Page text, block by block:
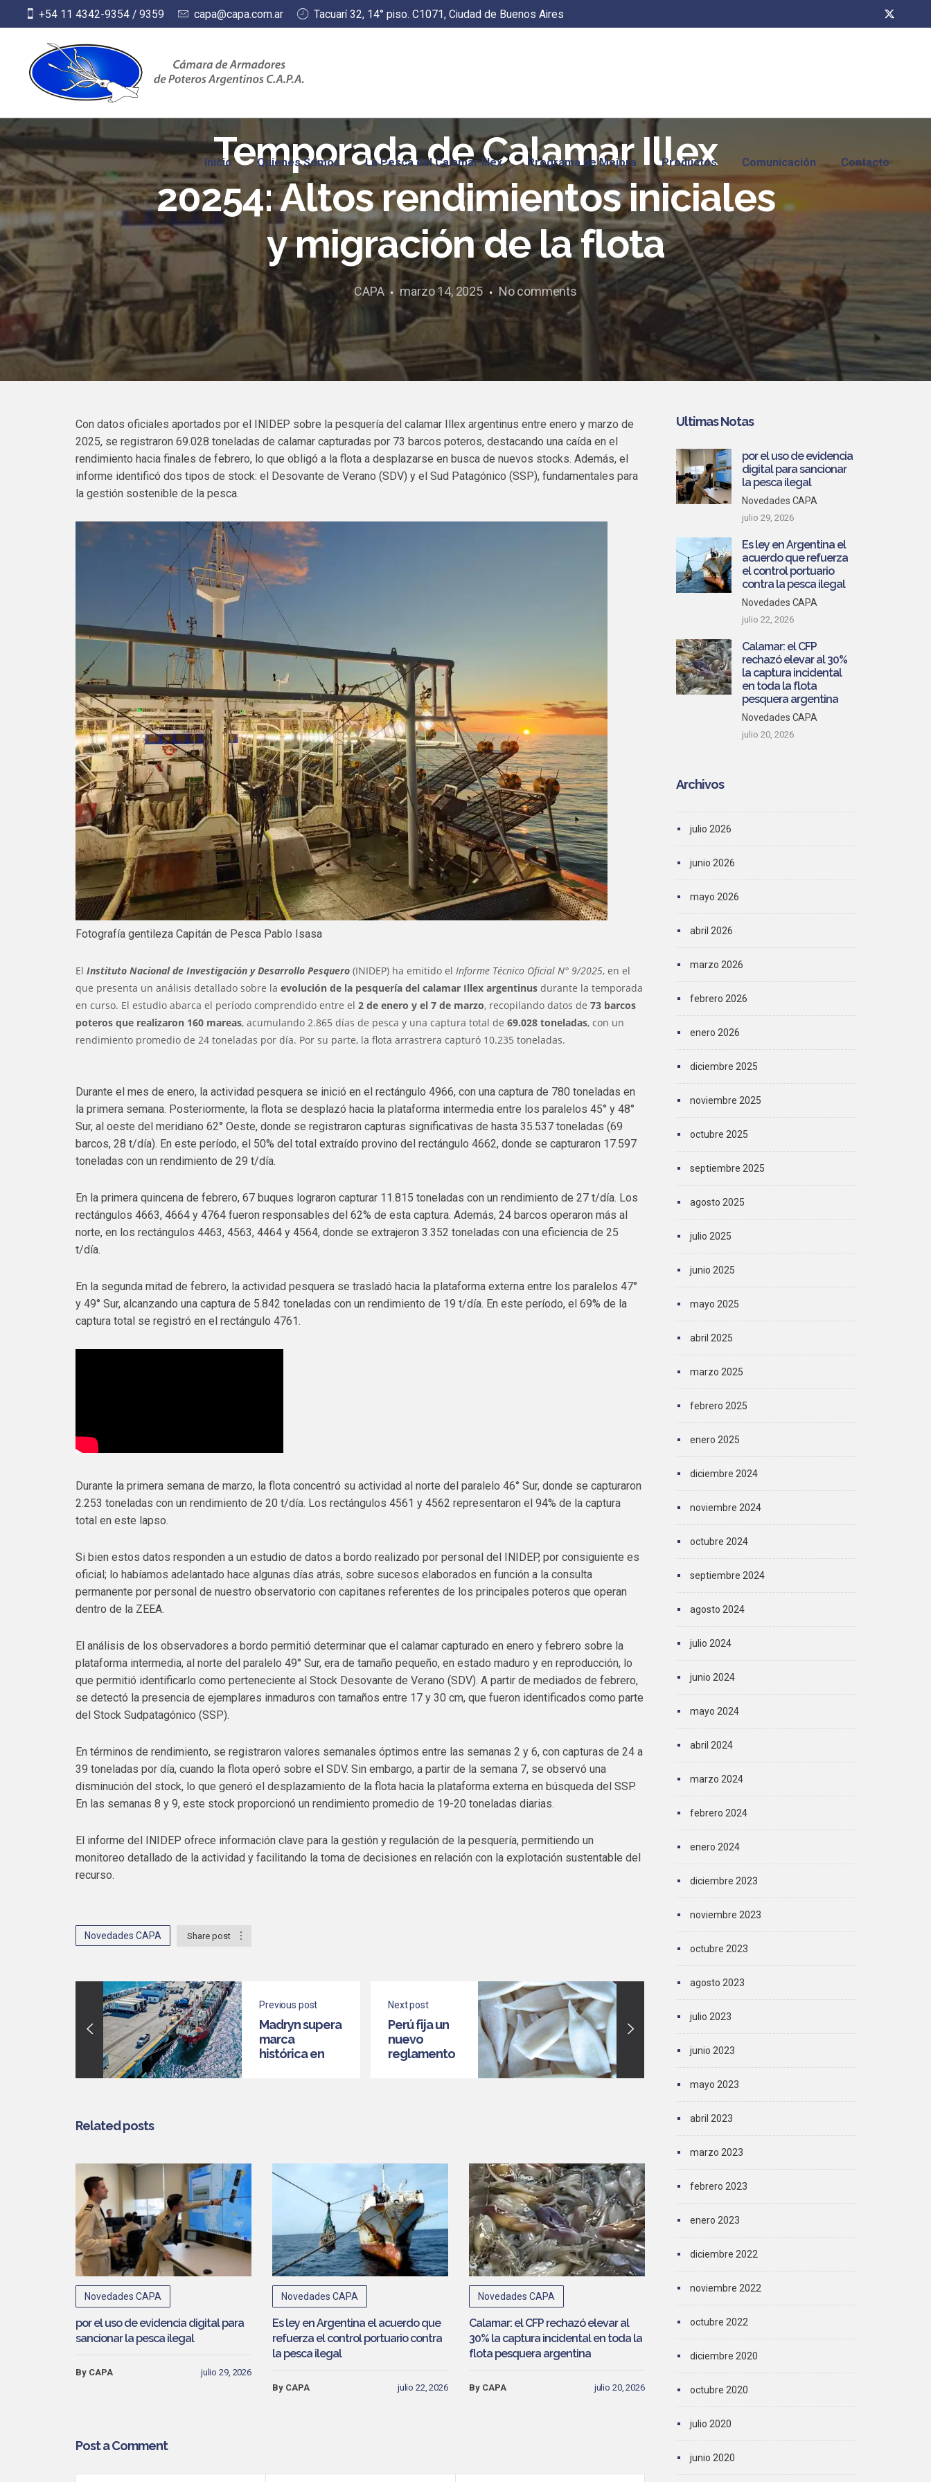
to
+54 11 4342-9354 / 9359 capa@capa.com.ar Tacuarí 32, 14° piso. C1071, Ciudad de Buenos Aires
Inicio Quienes Somos La Pesca del Calamar Illex Programa de Mejora Productos Comunicación Contacto
Temporada de Calamar Illex
20254: Altos rendimientos iniciales
y migración de la flota
CAPA marzo 14, 2025 No comments
Con datos oficiales aportados por el INIDEP sobre la pesquería del calamar Illex argentinus entre enero y marzo de
2025, se registraron 69.028 toneladas de calamar capturadas por 73 barcos poteros, destacando una caída en el
rendimiento hacia finales de febrero, lo que obligó a la flota a desplazarse en busca de nuevos stocks. Además, el
informe identificó dos tipos de stock: el Desovante de Verano (SDV) y el Sud Patagónico (SSP), fundamentales para
la gestión sostenible de la pesca.
Fotografía gentileza Capitán de Pesca Pablo Isasa
ElInstituto Nacional de Investigación y Desarrollo Pesquero (INIDEP) ha emitido elInforme Técnico Oficial N° 9/2025, en el
que presenta un análisis detallado sobre laevolución de la pesquería del calamar Illex argentinus durante la temporada
en curso. El estudio abarca el período comprendido entre el2 de enero y el 7 de marzo, recopilando datos de73 barcos
poteros que realizaron 160 mareas, acumulando 2.865 días de pesca y una captura total de69.028 toneladas, con un
rendimiento promedio de 24 toneladas por día. Por su parte, la flota arrastrera capturó 10.235 toneladas.
Durante el mes de enero, la actividad pesquera se inició en el rectángulo 4966, con una captura de 780 toneladas en
la primera semana. Posteriormente, la flota se desplazó hacia la plataforma intermedia entre los paralelos 45° y 48°
Sur, al oeste del meridiano 62° Oeste, donde se registraron capturas significativas de hasta 35.537 toneladas (69
barcos, 28 t/día). En este período, el 50% del total extraído provino del rectángulo 4662, donde se capturaron 17.597
toneladas con un rendimiento de 29 t/día.
En la primera quincena de febrero, 67 buques lograron capturar 11.815 toneladas con un rendimiento de 27 t/día. Los
rectángulos 4663, 4664 y 4764 fueron responsables del 62% de esta captura. Además, 24 barcos operaron más al
norte, en los rectángulos 4463, 4563, 4464 y 4564, donde se extrajeron 3.352 toneladas con una eficiencia de 25
t/día.
En la segunda mitad de febrero, la actividad pesquera se trasladó hacia la plataforma externa entre los paralelos 47°
y 49° Sur, alcanzando una captura de 5.842 toneladas con un rendimiento de 19 t/día. En este período, el 69% de la
captura total se registró en el rectángulo 4761.
Durante la primera semana de marzo, la flota concentró su actividad al norte del paralelo 46° Sur, donde se capturaron
2.253 toneladas con un rendimiento de 20 t/día. Los rectángulos 4561 y 4562 representaron el 94% de la captura
total en este lapso.
Si bien estos datos responden a un estudio de datos a bordo realizado por personal del INIDEP, por consiguiente es
oficial; lo habíamos adelantado hace algunas días atrás, sobre sucesos elaborados en función a la consulta
permanente por personal de nuestro observatorio con capitanes referentes de los principales poteros que operan
dentro de la ZEEA.
El análisis de los observadores a bordo permitió determinar que el calamar capturado en enero y febrero sobre la
plataforma intermedia, al norte del paralelo 49° Sur, era de tamaño pequeño, en estado maduro y en reproducción, lo
que permitió identificarlo como perteneciente al Stock Desovante de Verano (SDV). A partir de mediados de febrero,
se detectó la presencia de ejemplares inmaduros con tamaños entre 17 y 30 cm, que fueron identificados como parte
del Stock Sudpatagónico (SSP).
En términos de rendimiento, se registraron valores semanales óptimos entre las semanas 2 y 6, con capturas de 24 a
39 toneladas por día, cuando la flota operó sobre el SDV. Sin embargo, a partir de la semana 7, se observó una
disminución del stock, lo que generó el desplazamiento de la flota hacia la plataforma externa en búsqueda del SSP.
En las semanas 8 y 9, este stock proporcionó un rendimiento promedio de 19-20 toneladas diarias.
El informe del INIDEP ofrece información clave para la gestión y regulación de la pesquería, permitiendo un
monitoreo detallado de la actividad y facilitando la toma de decisiones en relación con la explotación sustentable del
recurso.
Novedades CAPA Share post
Previous post
Madryn supera
marca
histórica en
Next post
Perú fija un
nuevo
reglamento
Related posts
Novedades CAPA
por el uso de evidencia digital para
sancionar la pesca ilegal
By CAPA julio 29, 2026
Novedades CAPA
Es ley en Argentina el acuerdo que
refuerza el control portuario contra
la pesca ilegal
By CAPA julio 22, 2026
Novedades CAPA
Calamar: el CFP rechazó elevar al
30% la captura incidental en toda la
flota pesquera argentina
By CAPA julio 20, 2026
Post a Comment
Ultimas Notas
por el uso de evidencia
digital para sancionar
la pesca ilegal
Novedades CAPA
julio 29, 2026
Es ley en Argentina el
acuerdo que refuerza
el control portuario
contra la pesca ilegal
Novedades CAPA
julio 22, 2026
Calamar: el CFP
rechazó elevar al 30%
la captura incidental
en toda la flota
pesquera argentina
Novedades CAPA
julio 20, 2026
Archivos
julio 2026
junio 2026
mayo 2026
abril 2026
marzo 2026
febrero 2026
enero 2026
diciembre 2025
noviembre 2025
octubre 2025
septiembre 2025
agosto 2025
julio 2025
junio 2025
mayo 2025
abril 2025
marzo 2025
febrero 2025
enero 2025
diciembre 2024
noviembre 2024
octubre 2024
septiembre 2024
agosto 2024
julio 2024
junio 2024
mayo 2024
abril 2024
marzo 2024
febrero 2024
enero 2024
diciembre 2023
noviembre 2023
octubre 2023
agosto 2023
julio 2023
junio 2023
mayo 2023
abril 2023
marzo 2023
febrero 2023
enero 2023
diciembre 2022
noviembre 2022
octubre 2022
diciembre 2020
octubre 2020
julio 2020
junio 2020